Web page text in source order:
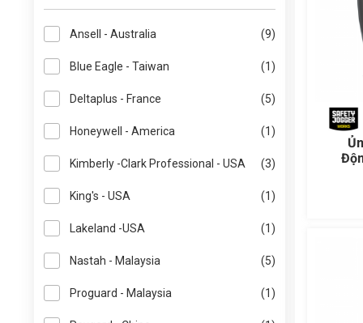
Ansell - Australia (9)
Blue Eagle - Taiwan (1)
Deltaplus - France (5)
Honeywell - America (1)
Kimberly -Clark Professional - USA (3)
King's - USA (1)
Lakeland -USA (1)
Nastah - Malaysia (5)
Proguard - Malaysia (1)